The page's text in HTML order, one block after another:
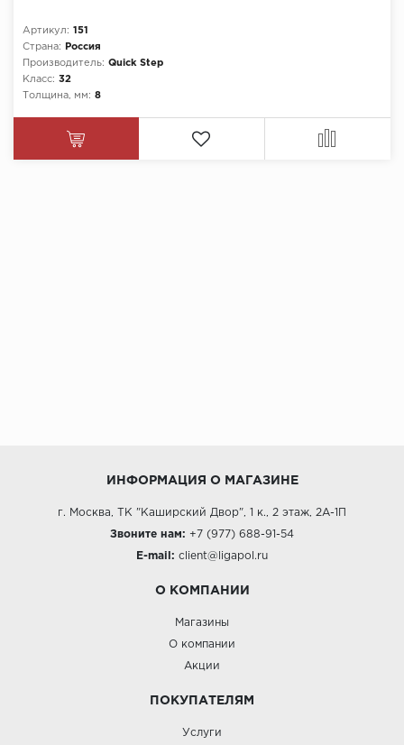
Артикул: 151
Страна:
Россия
Производитель: Quick Step
Класс: 32
Толщина, мм: 8
ИНФОРМАЦИЯ О МАГАЗИНЕ
г. Москва, ТК "Каширский Двор", 1 к., 2 этаж, 2А-1П
Звоните нам: +7 (977) 688-91-54
E-mail: client@ligapol.ru
О КОМПАНИИ
Магазины
О компании
Акции
ПОКУПАТЕЛЯМ
Услуги